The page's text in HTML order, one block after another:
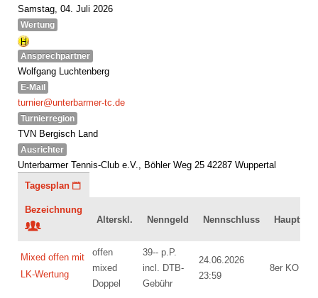
Samstag, 04. Juli 2026
Wertung
Ansprechpartner
Wolfgang Luchtenberg
E-Mail
turnier@unterbarmer-tc.de
Turnierregion
TVN Bergisch Land
Ausrichter
Unterbarmer Tennis-Club e.V., Böhler Weg 25 42287 Wuppertal
Tagesplan
Bezeichnung
Alterskl.
Nenngeld Nennschluss Hauptfeld
Mixed offen mit
LK-Wertung
offen
mixed
Doppel
39-- p.P.
incl. DTB-
Gebühr
24.06.2026
23:59
8er KO